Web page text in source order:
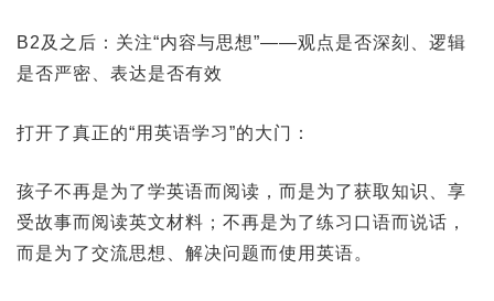
B2及之后：关注“内容与思想”——观点是否深刻、逻辑
是否严密、表达是否有效
打开了真正的“用英语学习”的大门：
孩子不再是为了学英语而阅读，而是为了获取知识、享
受故事而阅读英文材料；不再是为了练习口语而说话，
而是为了交流思想、解决问题而使用英语。